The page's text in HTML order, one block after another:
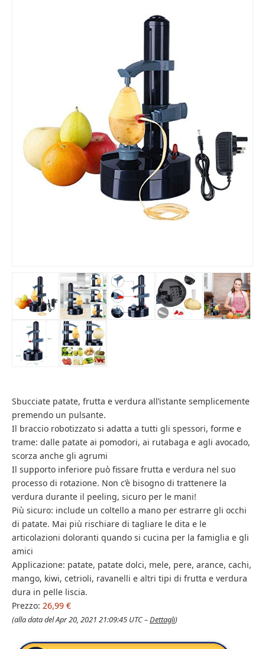
Sbucciate patate, frutta e verdura all’istante semplicemente
premendo un pulsante.
Il braccio robotizzato si adatta a tutti gli spessori, forme e
trame: dalle patate ai pomodori, ai rutabaga e agli avocado,
scorza anche gli agrumi
Il supporto inferiore può fissare frutta e verdura nel suo
processo di rotazione. Non c’è bisogno di trattenere la
verdura durante il peeling, sicuro per le mani!
Più sicuro: include un coltello a mano per estrarre gli occhi
di patate. Mai più rischiare di tagliare le dita e le
articolazioni doloranti quando si cucina per la famiglia e gli
amici
Applicazione: patate, patate dolci, mele, pere, arance, cachi,
mango, kiwi, cetrioli, ravanelli e altri tipi di frutta e verdura
dura in pelle liscia.
Prezzo: 26,99 €
(alla data del Apr 20, 2021 21:09:45 UTC –Dettagli)